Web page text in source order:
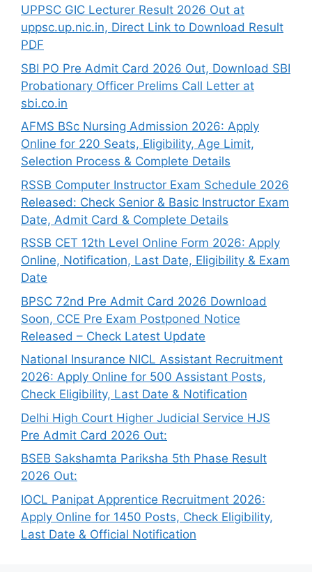
UPPSC GIC Lecturer Result 2026 Out at
uppsc.up.nic.in, Direct Link to Download Result
PDF
SBI PO Pre Admit Card 2026 Out, Download SBI
Probationary Officer Prelims Call Letter at
sbi.co.in
AFMS BSc Nursing Admission 2026: Apply
Online for 220 Seats, Eligibility, Age Limit,
Selection Process & Complete Details
RSSB Computer Instructor Exam Schedule 2026
Released: Check Senior & Basic Instructor Exam
Date, Admit Card & Complete Details
RSSB CET 12th Level Online Form 2026: Apply
Online, Notification, Last Date, Eligibility & Exam
Date
BPSC 72nd Pre Admit Card 2026 Download
Soon, CCE Pre Exam Postponed Notice
Released – Check Latest Update
National Insurance NICL Assistant Recruitment
2026: Apply Online for 500 Assistant Posts,
Check Eligibility, Last Date & Notification
Delhi High Court Higher Judicial Service HJS
Pre Admit Card 2026 Out:
BSEB Sakshamta Pariksha 5th Phase Result
2026 Out:
IOCL Panipat Apprentice Recruitment 2026:
Apply Online for 1450 Posts, Check Eligibility,
Last Date & Official Notification